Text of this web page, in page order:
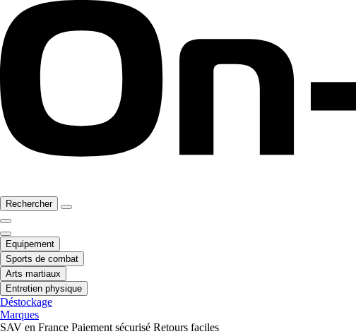
Rechercher
Equipement
Sports de combat
Arts martiaux
Entretien physique
Déstockage
Marques
SAV en France Paiement sécurisé Retours faciles